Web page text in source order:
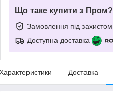
Що таке купити з Пром?
Замовлення під захистом
Доступна доставка
Доставка